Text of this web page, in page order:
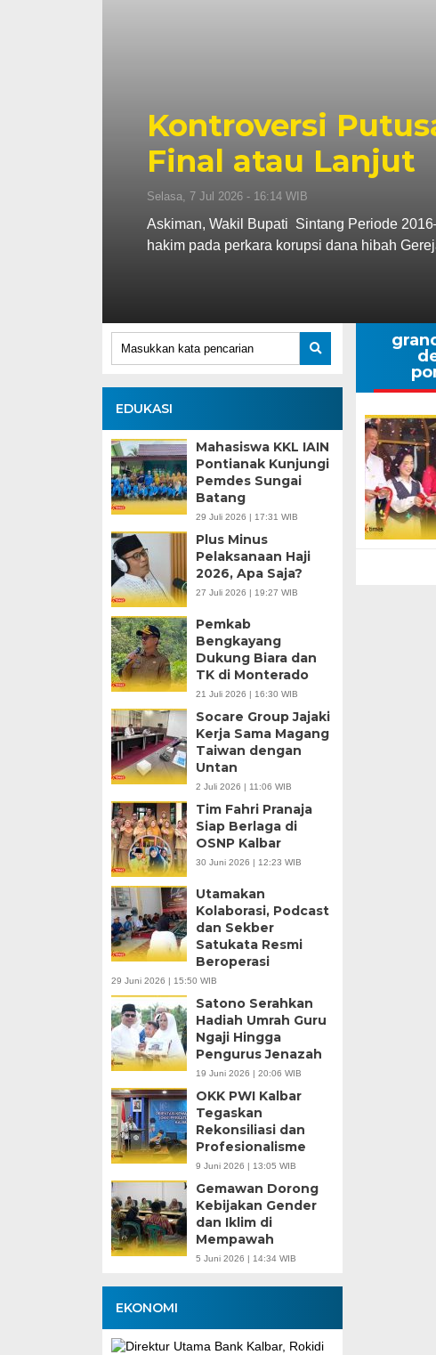
Kontroversi
Final atau Lanjut
Selasa, 7 Jul 2026 - 16:14 WIB
Askiman, Wakil Bupati Sintang Periode
hakim pada perkara korupsi dana hibah
EDUKASI
Mahasiswa KKL IAIN
Pontianak Kunjungi
Pemdes Sungai
Batang
29 Juli 2026 | 17:31 WIB
Plus Minus
Pelaksanaan Haji
2026, Apa Saja?
27 Juli 2026 | 19:27 WIB
Pemkab
Bengkayang
Dukung Biara dan
TK di Monterado
21 Juli 2026 | 16:30 WIB
Socare Group Jajaki
Kerja Sama Magang
Taiwan dengan
Untan
2 Juli 2026 | 11:06 WIB
Tim Fahri Pranaja
Siap Berlaga di
OSNP Kalbar
30 Juni 2026 | 12:23 WIB
Utamakan
Kolaborasi, Podcast
dan Sekber
Satukata Resmi
Beroperasi
29 Juni 2026 | 15:50 WIB
Satono Serahkan
Hadiah Umrah Guru
Ngaji Hingga
Pengurus Jenazah
19 Juni 2026 | 20:06 WIB
OKK PWI Kalbar
Tegaskan
Rekonsiliasi dan
Profesionalisme
9 Juni 2026 | 13:05 WIB
Gemawan Dorong
Kebijakan Gender
dan Iklim di
Mempawah
5 Juni 2026 | 14:34 WIB
EKONOMI